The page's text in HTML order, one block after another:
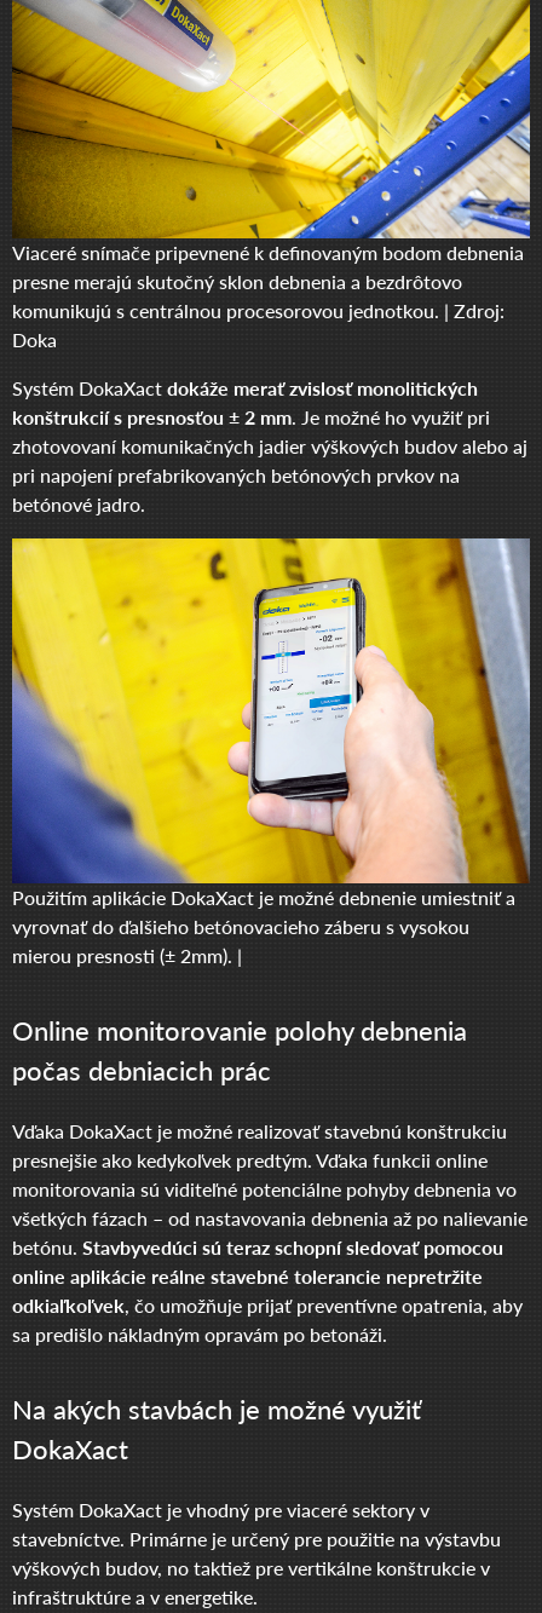
Viaceré snímače pripevnené k definovaným bodom debnenia
presne merajú skutočný sklon debnenia a bezdrôtovo
komunikujú s centrálnou procesorovou jednotkou. | Zdroj:
Doka
Systém DokaXactdokáže merať zvislosť monolitických
konštrukcií s presnosťou ± 2 mm. Je možné ho využiť pri
zhotovovaní komunikačných jadier výškových budov alebo aj
pri napojení prefabrikovaných betónových prvkov na
betónové jadro.
Použitím aplikácie DokaXact je možné debnenie umiestniť a
vyrovnať do ďalšieho betónovacieho záberu s vysokou
mierou presnosti (± 2mm). |
Online monitorovanie polohy debnenia
počas debniacich prác
Vďaka DokaXact je možné realizovať stavebnú konštrukciu
presnejšie ako kedykoľvek predtým. Vďaka funkcii online
monitorovania sú viditeľné potenciálne pohyby debnenia vo
všetkých fázach – od nastavovania debnenia až po nalievanie
betónu. Stavbyvedúci sú teraz schopní sledovať pomocou
online aplikácie reálne stavebné tolerancie nepretržite
odkiaľkoľvek, čo umožňuje prijať preventívne opatrenia, aby
sa predišlo nákladným opravám po betonáži.
Na akých stavbách je možné využiť
DokaXact
Systém DokaXact je vhodný pre viaceré sektory v
stavebníctve. Primárne je určený pre použitie na výstavbu
výškových budov, no taktiež pre vertikálne konštrukcie v
infraštruktúre a v energetike.